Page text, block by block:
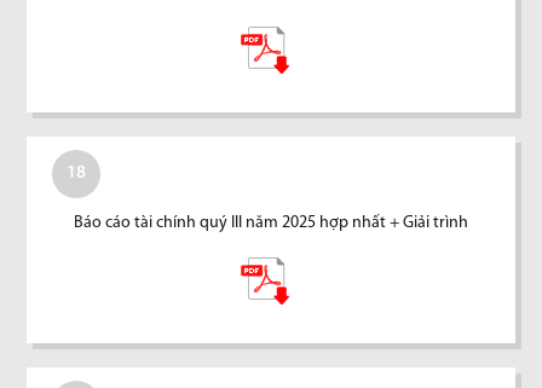
18
Báo cáo tài chính quý III năm 2025 hợp nhất + Giải trình